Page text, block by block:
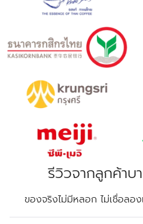
รีวิวจากลูกค้าบ
ของจริงไม่มีหลอก ไม่เชื่อลอง